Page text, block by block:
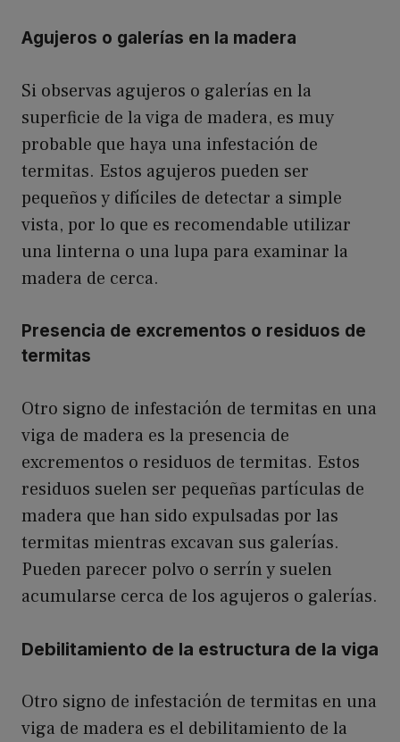
Agujeros o galerías en la madera
Si observas agujeros o galerías en la
superficie de la viga de madera, es muy
probable que haya una infestación de
termitas. Estos agujeros pueden ser
pequeños y difíciles de detectar a simple
vista, por lo que es recomendable utilizar
una linterna o una lupa para examinar la
madera de cerca.
Presencia de excrementos o residuos de
termitas
Otro signo de infestación de termitas en una
viga de madera es la presencia de
excrementos o residuos de termitas. Estos
residuos suelen ser pequeñas partículas de
madera que han sido expulsadas por las
termitas mientras excavan sus galerías.
Pueden parecer polvo o serrín y suelen
acumularse cerca de los agujeros o galerías.
Debilitamiento de la estructura de la viga
Otro signo de infestación de termitas en una
viga de madera es el debilitamiento de la